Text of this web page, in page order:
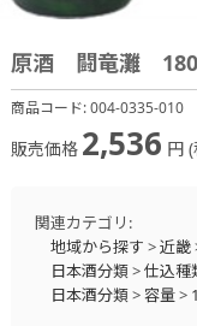
原酒 闘竜灘
商品コード:004-0335-010
販売価格 2,536 円
関連カテゴリ:
地域から探す >近畿
日本酒分類>仕込種
日本酒分類>容量>